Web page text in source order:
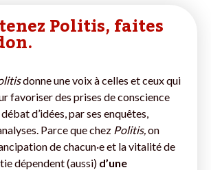
Politis, faites
donne une voix à celles et ceux qui
favoriser des prises de conscience
d’idées, par ses enquêtes,
Parce que chez Politis, on
de chacun·e et la vitalité de
dépendent (aussi) d’une